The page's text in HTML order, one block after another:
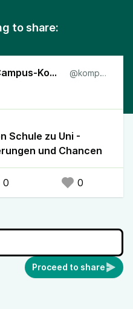
to share:
Uni & Erfurt - der Campus-Kompass @kompass
Schule zu Uni -
und Chancen
0 0
Proceed to share